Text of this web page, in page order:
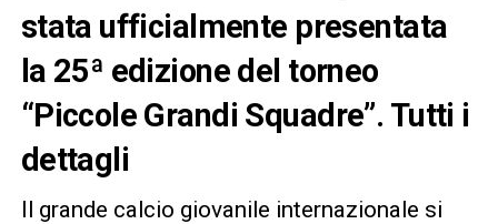
stata ufficialmente presentata
la 25ª edizione del torneo
“Piccole Grandi Squadre”. Tutti i
dettagli
Il grande calcio giovanile internazionale si